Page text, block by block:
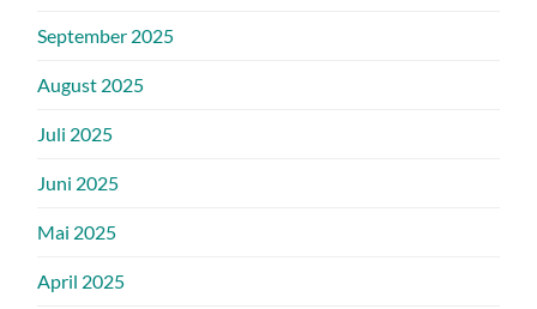
September 2025
August 2025
Juli 2025
Juni 2025
Mai 2025
April 2025